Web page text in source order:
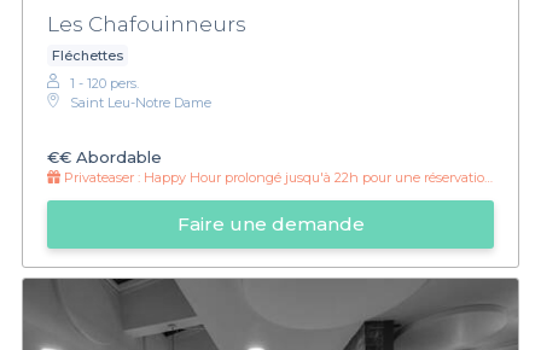
Les Chafouinneurs
Fléchettes
1 - 120 pers.
Saint Leu-Notre Dame
€€ Abordable
Privateaser : Happy Hour prolongé jusqu'à 22h pour une réservation Privateaser
Faire une demande